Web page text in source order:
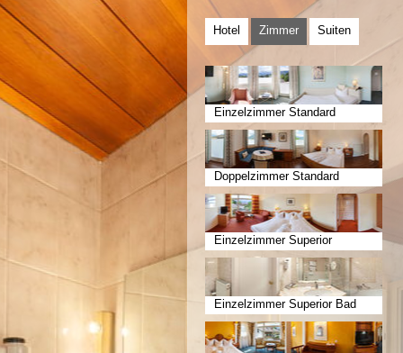
Hotel Zimmer Suiten
Einzelzimmer Standard
Doppelzimmer Standard
Einzelzimmer Superior
Einzelzimmer Superior Bad